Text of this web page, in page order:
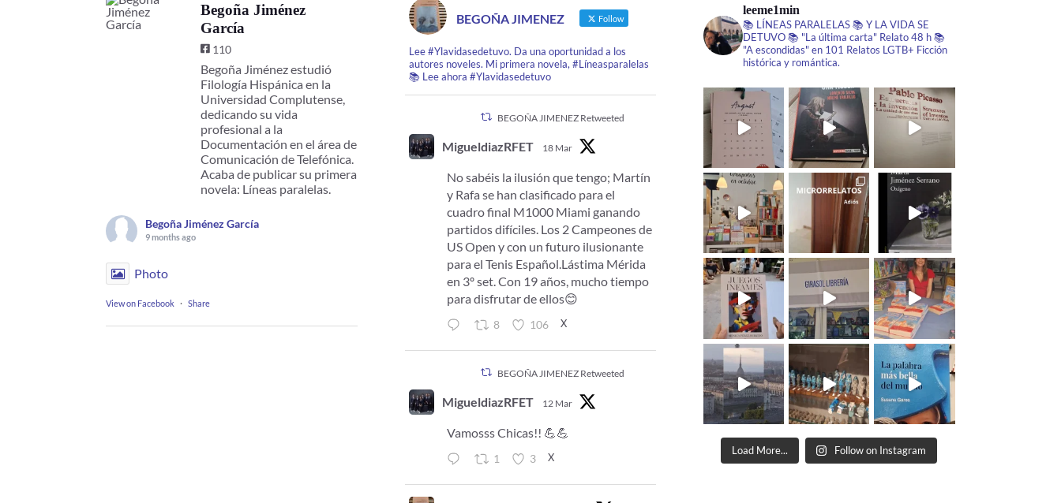
Begoña Jiménez
García
110
Begoña Jiménez estudió
Filología Hispánica en la
Universidad Complutense,
dedicando su vida
profesional a la
Documentación en el área de
Comunicación de Telefónica.
Acaba de publicar su primera
novela: Líneas paralelas.
Begoña Jiménez García
9 months ago
Photo
View on Facebook · Share
BEGOÑA JIMENEZ Follow
Lee #Ylavidasedetuvo. Da una oportunidad a los
autores noveles. Mi primera novela, #Líneasparalelas
📚 Lee ahora #Ylavidasedetuvo
BEGOÑA JIMENEZ Retweeted
MigueldiazRFET 18 Mar
No sabéis la ilusión que tengo; Martín
y Rafa se han clasificado para el
cuadro final M1000 Miami ganando
partidos difíciles. Los 2 Campeones de
US Open y con un futuro ilusionante
para el Tenis Español.Lástima Mérida
en 3º set. Con 19 años, mucho tiempo
para disfrutar de ellos😊
8 106 X
BEGOÑA JIMENEZ Retweeted
MigueldiazRFET 12 Mar
Vamosss Chicas!! 💪💪
1 3 X
leeme1min
📚 LÍNEAS PARALELAS📚 Y LA VIDA SE
DETUVO📚 "La última carta" Relato 48 h📚
"A escondidas" en 101 Relatos LGTB+ Ficción
histórica y romántica.
Load More... Follow on Instagram